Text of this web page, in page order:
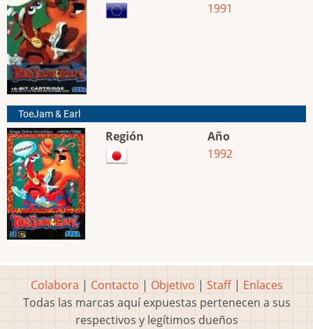
1991
ToeJam & Earl
Región
Año
1992
Colabora | Contacto | Objetivo | Staff| Enlaces
Todas las marcas aquí expuestas pertenecen a sus
respectivos y legítimos dueños